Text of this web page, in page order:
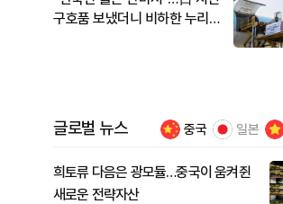
구호품 보냈더니 비하한 누리
글로벌 뉴스 중국 일본
희토류 다음은 광모듈…중국이 움켜쥔
새로운 전략자산